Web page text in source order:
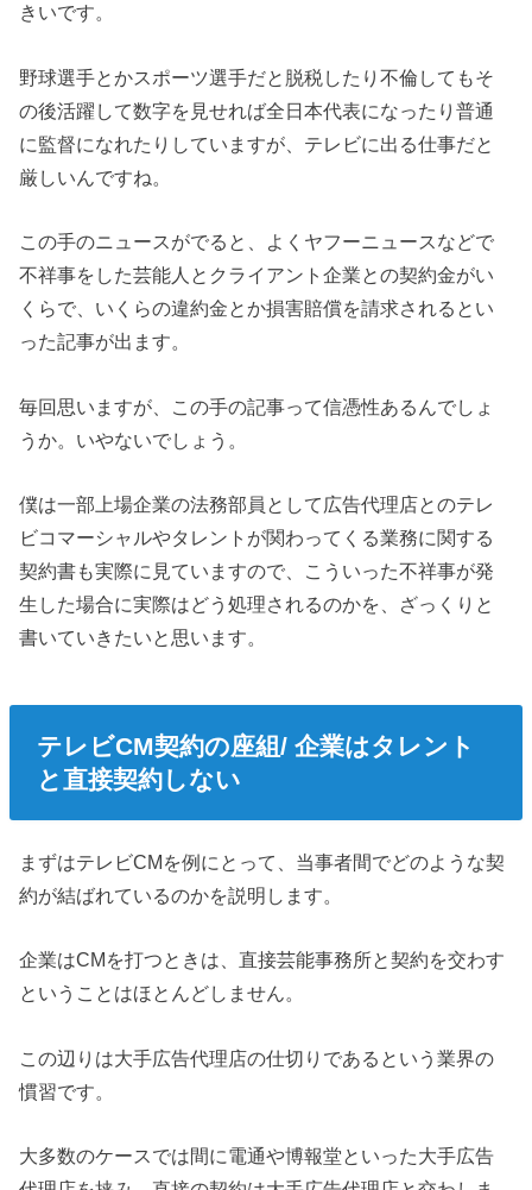
きいです。
野球選手とかスポーツ選手だと脱税したり不倫してもそ
の後活躍して数字を見せれば全日本代表になったり普通
に監督になれたりしていますが、テレビに出る仕事だと
厳しいんですね。
この手のニュースがでると、よくヤフーニュースなどで
不祥事をした芸能人とクライアント企業との契約金がい
くらで、いくらの違約金とか損害賠償を請求されるとい
った記事が出ます。
毎回思いますが、この手の記事って信憑性あるんでしょ
うか。いやないでしょう。
僕は一部上場企業の法務部員として広告代理店とのテレ
ビコマーシャルやタレントが関わってくる業務に関する
契約書も実際に見ていますので、こういった不祥事が発
生した場合に実際はどう処理されるのかを、ざっくりと
書いていきたいと思います。
テレビCM契約の座組/ 企業はタレント
と直接契約しない
まずはテレビCMを例にとって、当事者間でどのような契
約が結ばれているのかを説明します。
企業はCMを打つときは、直接芸能事務所と契約を交わす
ということはほとんどしません。
この辺りは大手広告代理店の仕切りであるという業界の
慣習です。
大多数のケースでは間に電通や博報堂といった大手広告